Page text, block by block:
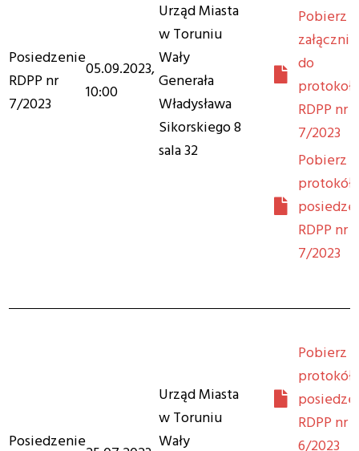
Posiedzenie
RDPP nr
7/2023
05.09.2023,
10:00
Urząd Miasta
w Toruniu
Wały
Generała
Władysława
Sikorskiego 8
sala 32
Pobierz
załącznik
do
RDPP nr
7/2023
Pobierz
protokół
RDPP nr
7/2023
Posiedzenie
Urząd Miasta
w Toruniu
Wały
Pobierz
protokół
RDPP nr
6/2023